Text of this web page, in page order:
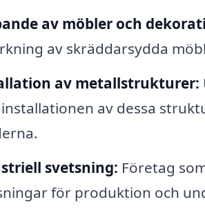
av möbler och
av skräddarsydda
av metallstrukturer:
av dessa
svetsning: Företag
för produktion och